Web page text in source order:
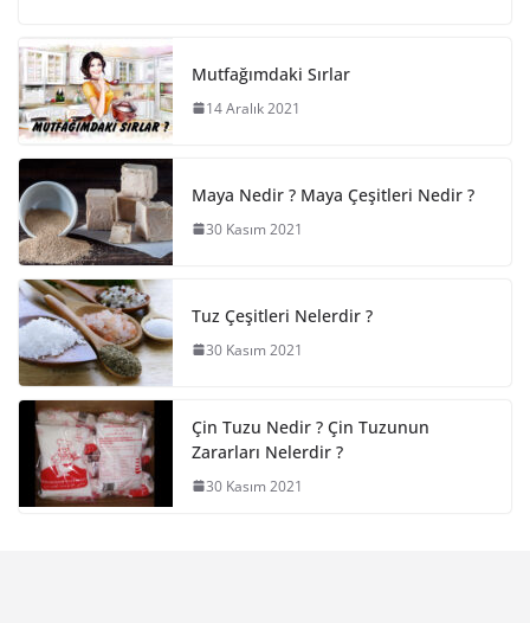
Mutfağımdaki Sırlar
14 Aralık 2021
Maya Nedir ? Maya Çeşitleri Nedir ?
30 Kasım 2021
Tuz Çeşitleri Nelerdir ?
30 Kasım 2021
Çin Tuzu Nedir ? Çin Tuzunun
Zararları Nelerdir ?
30 Kasım 2021